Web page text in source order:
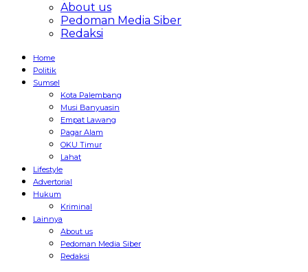
About us
Pedoman Media Siber
Redaksi
Home
Politik
Sumsel
Kota Palembang
Musi Banyuasin
Empat Lawang
Pagar Alam
OKU Timur
Lahat
Lifestyle
Advertorial
Hukum
Kriminal
Lainnya
About us
Pedoman Media Siber
Redaksi